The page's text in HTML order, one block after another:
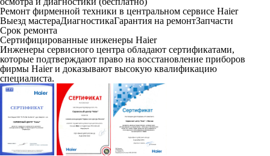
Ремонт фирменной техники в центральном сервисе Haier
Выезд мастераДиагностикаГарантия на ремонтЗапчасти
Срок ремонта
Сертифицированные инженеры Haier
Инженеры сервисного центра обладают сертификатами,
которые подтверждают право на восстановление приборов
фирмы Haier и доказывают высокую квалификацию
специалиста.